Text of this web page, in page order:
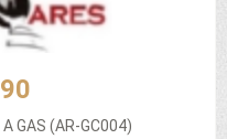
GAS (AR-GC004)